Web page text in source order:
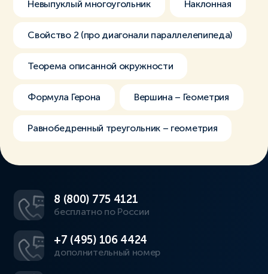
Невыпуклый многоугольник Наклонная
Свойство 2 (про диагонали параллелепипеда)
Теорема описанной окружности
Формула Герона Вершина – Геометрия
Равнобедренный треугольник – геометрия
8 (800) 775 4121
бесплатно по России
+7 (495) 106 4424
дополнительный номер